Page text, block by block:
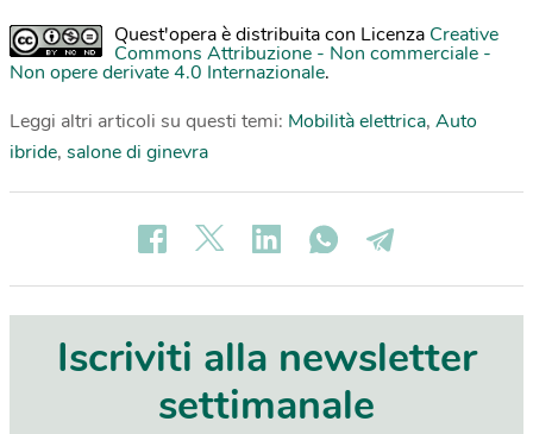
Quest'opera è distribuita con Licenza Creative
Commons Attribuzione - Non commerciale -
Non opere derivate 4.0 Internazionale.
Leggi altri articoli su questi temi: Mobilità elettrica, Auto
ibride, salone di ginevra
Iscriviti alla newsletter
settimanale